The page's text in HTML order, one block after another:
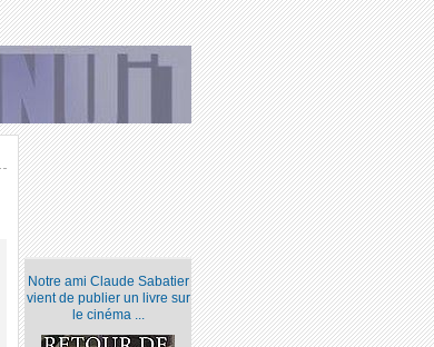
Notre ami Claude Sabatier
vient de publier un livre sur
le cinéma ...